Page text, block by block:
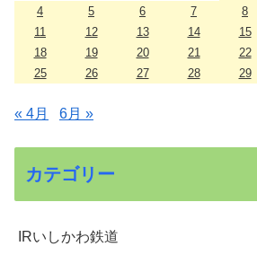
4
5 6 7 8
11
12 13 14 15
18
19 20 21 22
25
26 27 28 29
« 4月 6月 »
カテゴリー
IRいしかわ鉄道